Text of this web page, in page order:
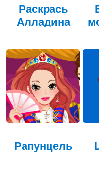
Раскрась
Алладина
Рапунцель